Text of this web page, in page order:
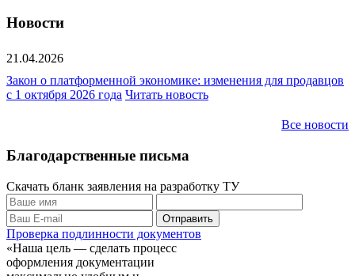
Новости
21.04.2026
Закон о платформенной экономике: изменения для продавцов
с 1 октября 2026 года Читать новость
Все новости
Благодарственные письма
Скачать бланк заявления на разработку ТУ
Проверка подлинности документов
«Наша цель — сделать процесс
оформления документации